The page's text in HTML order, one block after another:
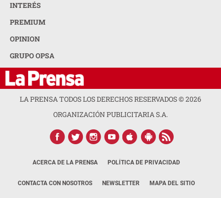
INTERÉS
PREMIUM
OPINION
GRUPO OPSA
LA PRENSA TODOS LOS DERECHOS RESERVADOS ©2026
ORGANIZACIÓN PUBLICITARIA S.A.
ACERCA DE LA PRENSA POLÍTICA DE PRIVACIDAD
CONTACTA CON NOSOTROS NEWSLETTER MAPA DEL SITIO